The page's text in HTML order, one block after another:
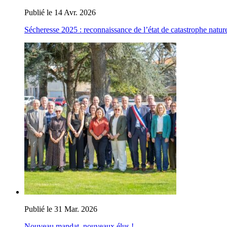
Publié le 14 Avr. 2026
Sécheresse 2025 : reconnaissance de l’état de catastrophe
Publié le 31 Mar. 2026